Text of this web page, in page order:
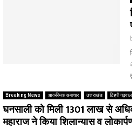
Breaking News आकस्मिक समाचार उत्तराखंड टिहरी गढ़वाल
घनसाली को मिली 1301 लाख से
महाराज ने किया शिलान्यास व